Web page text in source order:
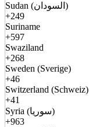
Sudan (السودان)
+249
Suriname
+597
Swaziland
+268
Sweden (Sverige)
+46
Switzerland (Schweiz)
+41
Syria (سوريا)
+963